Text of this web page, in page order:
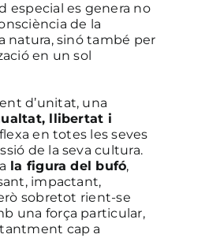
especial es genera no
de la
natura, sinó també per
en un sol
d’unitat, una
llibertat i
en totes les seves
de la seva cultura.
la figura del bufó,
impactant,
sobretot rient-se
una força particular,
cap a